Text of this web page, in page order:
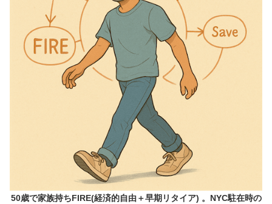
50歳で家族持ちFIRE(経済的自由＋早期リタイア) 。NYC駐在時の